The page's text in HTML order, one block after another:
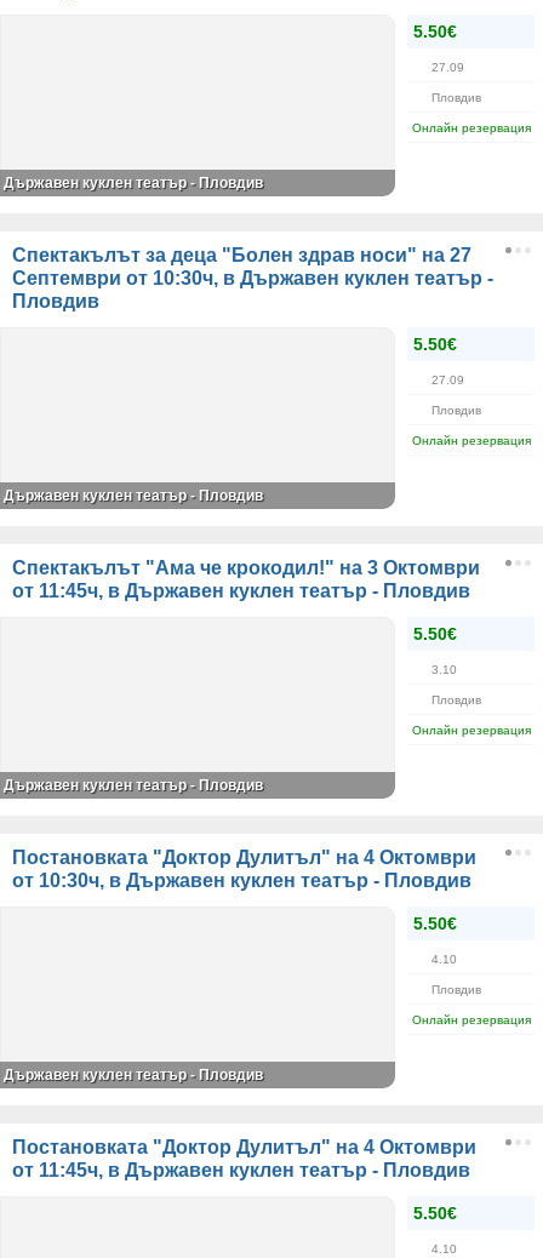
5.50€
27.09
Пловдив
Онлайн резервация
Държавен куклен театър - Пловдив
Спектакълът за деца "Болен здрав носи" на 27
Септември от 10:30ч, в Държавен куклен театър -
Пловдив
5.50€
27.09
Пловдив
Онлайн резервация
Държавен куклен театър - Пловдив
Спектакълът "Ама че крокодил!" на 3 Октомври
от 11:45ч, в Държавен куклен театър - Пловдив
5.50€
3.10
Пловдив
Онлайн резервация
Държавен куклен театър - Пловдив
Постановката "Доктор Дулитъл" на 4 Октомври
от 10:30ч, в Държавен куклен театър - Пловдив
5.50€
4.10
Пловдив
Онлайн резервация
Държавен куклен театър - Пловдив
Постановката "Доктор Дулитъл" на 4 Октомври
от 11:45ч, в Държавен куклен театър - Пловдив
5.50€
4.10